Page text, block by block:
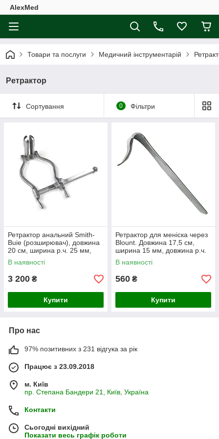
AlexMed
Товари та послуги Медичний інструментарій
Ретрактор
Сортування 0 Фільтри
Ретрактор анальний Smith-
Buie (розширювач), довжина
20 см, ширина р.ч. 25 мм,
довжфина р.ч. 80 мм
В наявності
3 200 ₴
Купити
Ретрактор для меніска через
Blount. Довжина 17,5 см,
ширина 15 мм, довжина р.ч.
50 мм
В наявності
560 ₴
Купити
Про нас
97% позитивних з 231 відгука за рік
Працює з 23.09.2018
м. Київ
пр. Степана Бандери 21, Київ, Україна
Контакти
Сьогодні вихідний
Показати весь графік роботи